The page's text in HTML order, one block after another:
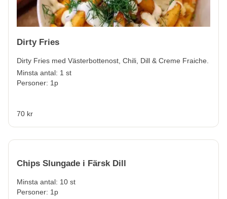
Dirty Fries
Dirty Fries med Västerbottenost, Chili, Dill & Creme Fraiche.
Minsta antal: 1 st
Personer: 1p
70 kr
Chips Slungade i Färsk Dill
Minsta antal: 10 st
Personer: 1p